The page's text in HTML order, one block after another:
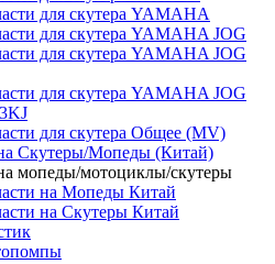
для скутера YAMAHA
для скутера YAMAHA JOG
для скутера YAMAHA JOG
для скутера YAMAHA JOG
для скутера Общее (MV)
Скутеры/Мопеды (Китай)
мопеды/мотоциклы/скутеры
на Мопеды Китай
на Скутеры Китай